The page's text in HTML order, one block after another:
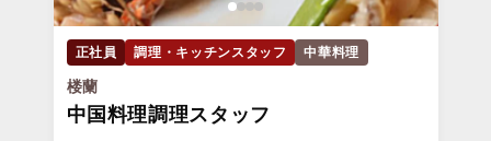
正社員 調理・キッチンスタッフ 中華料理
楼蘭
中国料理調理スタッフ